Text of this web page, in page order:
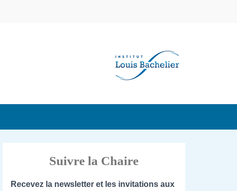
Suivre la Chaire
Recevez la newsletter et les invitations aux